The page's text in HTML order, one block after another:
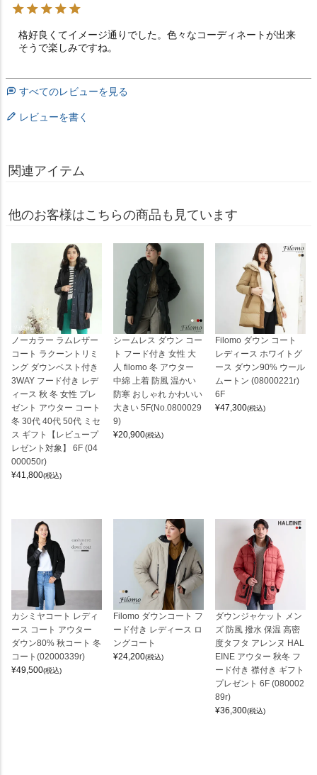
格好良くてイメージ通りでした。色々なコーディネートが出来
そうで楽しみですね。
すべてのレビューを見る
レビューを書く
関連アイテム
他のお客様はこちらの商品も見ています
ノーカラー ラムレザー
コート ラクーントリミ
ング ダウンベスト付き
3WAY フード付き レデ
ィース 秋 冬 女性 プレ
ゼント アウター コート
冬 30代 40代 50代 ミセ
ス ギフト【レビュープ
レゼント対象】 6F (04
000050r)
¥41,800(税込)
シームレス ダウン コー
ト フード付き 女性 大
人 filomo 冬 アウター
中綿 上着 防風 温かい
防寒 おしゃれ かわいい
大きい 5F(No.0800029
9)
¥20,900(税込)
Filomo ダウン コート
レディース ホワイトグ
ース ダウン90% ウール
ムートン (08000221r)
6F
¥47,300(税込)
カシミヤコート レディ
ース コート アウター
ダウン80% 秋コート 冬
コート(02000339r)
¥49,500(税込)
Filomo ダウンコート フ
ード付き レディース ロ
ングコート
¥24,200(税込)
ダウンジャケット メン
ズ 防風 撥水 保温 高密
度タフタ アレンヌ HAL
EINE アウター 秋冬 フ
ード付き 襟付き ギフト
プレゼント 6F (080002
89r)
¥36,300(税込)